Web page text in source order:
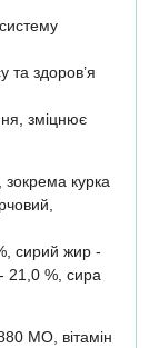
та здоров’я
зміцнює
зокрема курка
сирий жир -
21,0 %, сира
МО, вітамін